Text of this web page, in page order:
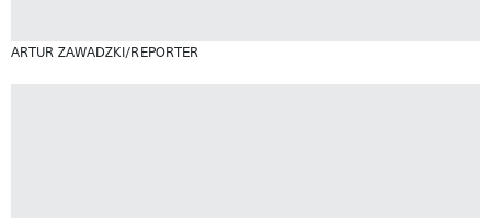
ARTUR ZAWADZKI/REPORTER